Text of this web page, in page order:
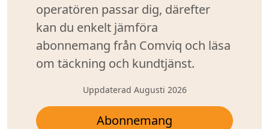
operatören passar dig, därefter
kan du enkelt jämföra
abonnemang från Comviq och läsa
om täckning och kundtjänst.
Uppdaterad Augusti 2026
Abonnemang